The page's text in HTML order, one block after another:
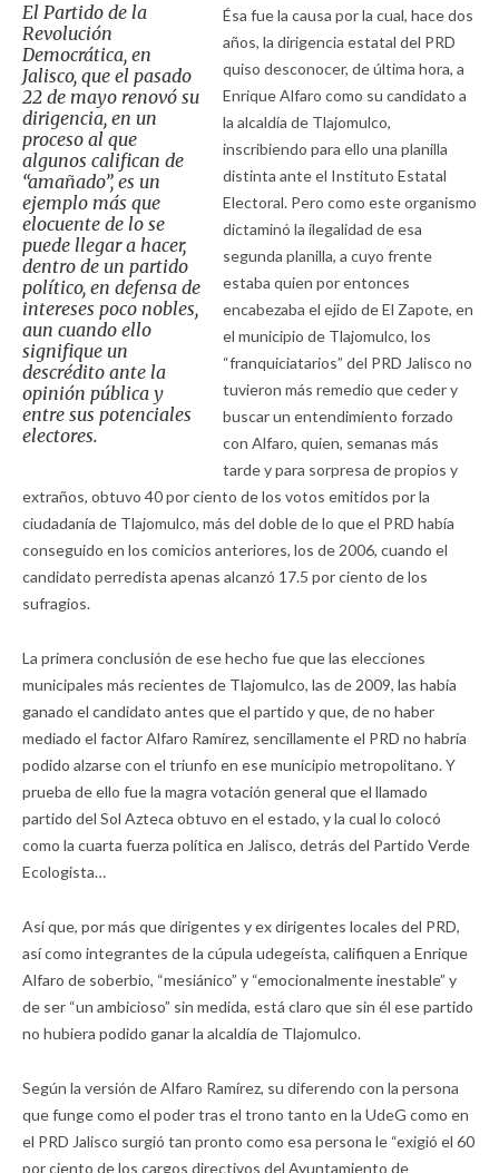
El Partido de la
Revolución
Democrática, en
Jalisco, que el pasado
22 de mayo renovó su
dirigencia, en un
proceso al que
algunos califican de
“amañado”, es un
ejemplo más que
elocuente de lo se
puede llegar a hacer,
dentro de un partido
político, en defensa de
intereses poco nobles,
aun cuando ello
signifique un
descrédito ante la
opinión pública y
entre sus potenciales
electores.
Ésa fue la causa por la cual, hace dos
años, la dirigencia estatal del PRD
quiso desconocer, de última hora, a
Enrique Alfaro como su candidato a
la alcaldía de Tlajomulco,
inscribiendo para ello una planilla
distinta ante el Instituto Estatal
Electoral. Pero como este organismo
dictaminó la ilegalidad de esa
segunda planilla, a cuyo frente
estaba quien por entonces
encabezaba el ejido de El Zapote, en
el municipio de Tlajomulco, los
“franquiciatarios” del PRD Jalisco no
tuvieron más remedio que ceder y
buscar un entendimiento forzado
con Alfaro, quien, semanas más
tarde y para sorpresa de propios y
extraños, obtuvo 40 por ciento de los votos emitidos por la
ciudadanía de Tlajomulco, más del doble de lo que el PRD había
conseguido en los comicios anteriores, los de 2006, cuando el
candidato perredista apenas alcanzó 17.5 por ciento de los
sufragios.
La primera conclusión de ese hecho fue que las elecciones
municipales más recientes de Tlajomulco, las de 2009, las había
ganado el candidato antes que el partido y que, de no haber
mediado el factor Alfaro Ramírez, sencillamente el PRD no habría
podido alzarse con el triunfo en ese municipio metropolitano. Y
prueba de ello fue la magra votación general que el llamado
partido del Sol Azteca obtuvo en el estado, y la cual lo colocó
como la cuarta fuerza política en Jalisco, detrás del Partido Verde
Ecologista…
Así que, por más que dirigentes y ex dirigentes locales del PRD,
así como integrantes de la cúpula udegeísta, califiquen a Enrique
Alfaro de soberbio, “mesiánico” y “emocionalmente inestable” y
de ser “un ambicioso” sin medida, está claro que sin él ese partido
no hubiera podido ganar la alcaldía de Tlajomulco.
Según la versión de Alfaro Ramírez, su diferendo con la persona
que funge como el poder tras el trono tanto en la UdeG como en
el PRD Jalisco surgió tan pronto como esa persona le “exigió el 60
por ciento de los cargos directivos del Ayuntamiento de